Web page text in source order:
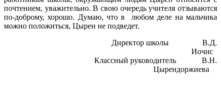
почтением, уважительно. В свою очередь учителя отзываются
по-доброму, хорошо. Думаю, что в любом деле на мальчика
можно положиться, Цырен не подведет.
Директор школы В.Д.
Иочис
Классный руководитель В.Н.
Цырендоржиева